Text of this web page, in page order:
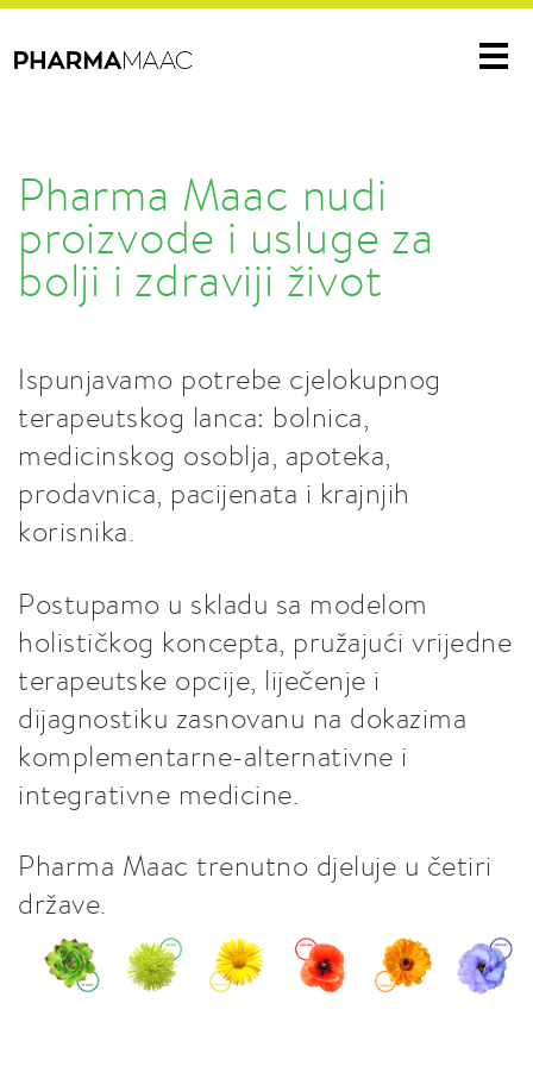
Pharma Maac nudi
proizvode i usluge za
bolji i zdraviji život
Ispunjavamo potrebe cjelokupnog
terapeutskog lanca: bolnica,
medicinskog osoblja, apoteka,
prodavnica, pacijenata i krajnjih
korisnika.
Postupamo u skladu sa modelom
holističkog koncepta, pružajući vrijedne
terapeutske opcije, liječenje i
dijagnostiku zasnovanu na dokazima
komplementarne-alternativne i
integrativne medicine.
Pharma Maac trenutno djeluje u četiri
države.